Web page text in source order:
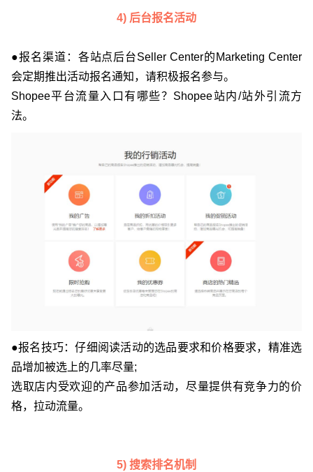
4) 后台报名活动
●报名渠道：各站点后台Seller Center的Marketing Center
会定期推出活动报名通知，请积极报名参与。
Shopee平台流量入口有哪些？Shopee站内/站外引流方
法。
●报名技巧：仔细阅读活动的选品要求和价格要求，精准选
品增加被选上的几率尽量;
选取店内受欢迎的产品参加活动，尽量提供有竞争力的价
格，拉动流量。
5) 搜索排名机制